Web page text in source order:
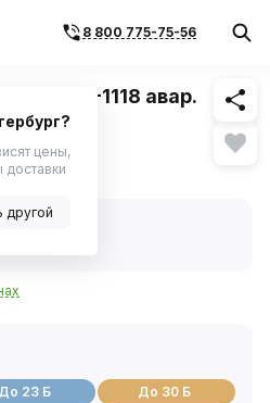
8 800 775-75-56Похожие
ВАЗ-1118 авар.
До 23 Б
До 30 Б
цены,
доставки
другой